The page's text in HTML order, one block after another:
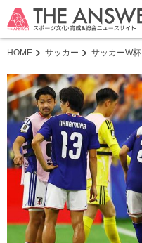
HOME サッカー サッカーW杯